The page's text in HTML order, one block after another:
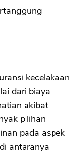
kecelakaan
dari biaya
akibat
pilihan
pada aspek
antaranya